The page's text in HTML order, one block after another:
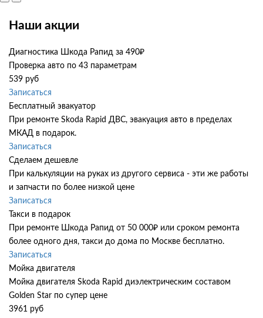
Наши акции
Диагностика Шкода Рапид за 490₽
Проверка авто по 43 параметрам
539 руб
Записаться
Бесплатный эвакуатор
При ремонте Skoda Rapid ДВС, эвакуация авто в пределах
МКАД в подарок.
Записаться
Сделаем дешевле
При калькуляции на руках из другого сервиса - эти же работы
и запчасти по более низкой цене
Записаться
Такси в подарок
При ремонте Шкода Рапид от 50 000₽ или сроком ремонта
более одного дня, такси до дома по Москве бесплатно.
Записаться
Мойка двигателя
Мойка двигателя Skoda Rapid диэлектрическим составом
Golden Star по супер цене
3961 руб